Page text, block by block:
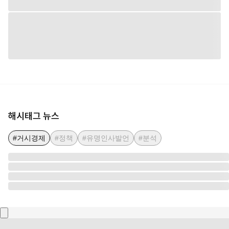
해시태그 뉴스
#거시경제 #정책 #유명인사발언 #분석